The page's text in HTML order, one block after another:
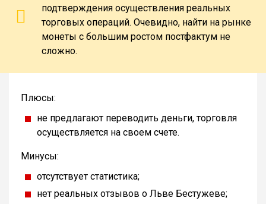
подтверждения осуществления реальных
торговых операций. Очевидно, найти на рынке
монеты с большим ростом постфактум не
сложно.
Плюсы:
не предлагают переводить деньги, торговля
осуществляется на своем счете.
Минусы:
отсутствует статистика;
нет реальных отзывов о Льве Бестужеве;